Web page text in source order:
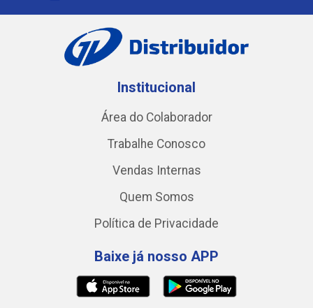
Institucional
Área do Colaborador
Trabalhe Conosco
Vendas Internas
Quem Somos
Política de Privacidade
Baixe já nosso APP